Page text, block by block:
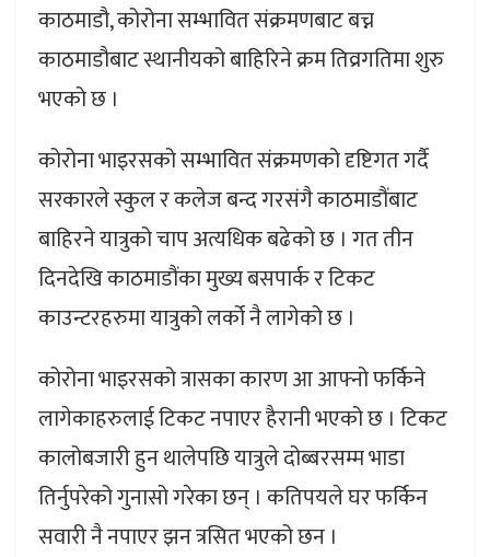
काठमाडौ, कोरोना सम्भावित संक्रमणबाट बच्न
काठमाडौबाट स्थानीयको बाहिरिने क्रम तिव्रगतिमा शुरु
भएको छ ।
कोरोना भाइरसको सम्भावित संक्रमणको दृष्टिगत गर्दै
सरकारले स्कुल र कलेज बन्द गरसंगै काठमाडौंबाट
बाहिरने यात्रुको चाप अत्यधिक बढेको छ । गत तीन
दिनदेखि काठमाडौंका मुख्य बसपार्क र टिकट
काउन्टरहरुमा यात्रुको लर्को नै लागेको छ ।
कोरोना भाइरसको त्रासका कारण आ आफ्नो फर्किने
लागेकाहरुलाई टिकट नपाएर हैरानी भएको छ । टिकट
कालोबजारी हुन थालेपछि यात्रुले दोब्बरसम्म भाडा
तिर्नुपरेको गुनासो गरेका छन् । कतिपयले घर फर्किन
सवारी नै नपाएर झन त्रसित भएको छन ।